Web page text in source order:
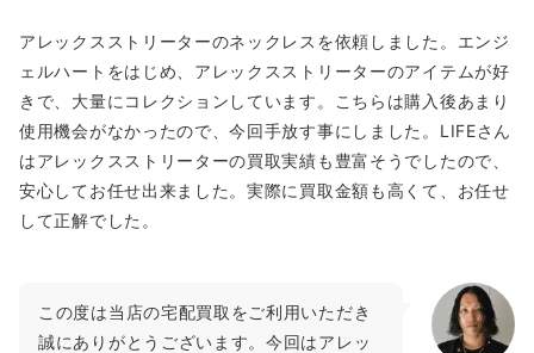
アレックスストリーターのネックレスを依頼しました。エンジ
ェルハートをはじめ、アレックスストリーターのアイテムが好
きで、大量にコレクションしています。こちらは購入後あまり
使用機会がなかったので、今回手放す事にしました。LIFEさん
はアレックスストリーターの買取実績も豊富そうでしたので、
安心してお任せ出来ました。実際に買取金額も高くて、お任せ
して正解でした。
この度は当店の宅配買取をご利用いただき
誠にありがとうございます。今回はアレッ